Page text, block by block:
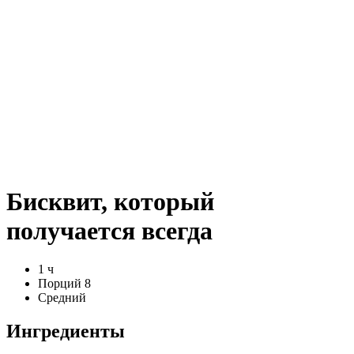
Бисквит, который
получается всегда
1 ч
Порций 8
Средний
Ингредиенты